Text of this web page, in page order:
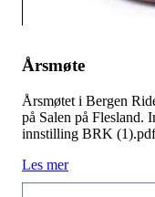
Årsmøte
Årsmøtet i Bergen
på Salen på Flesland.
innstilling BRK
Les mer